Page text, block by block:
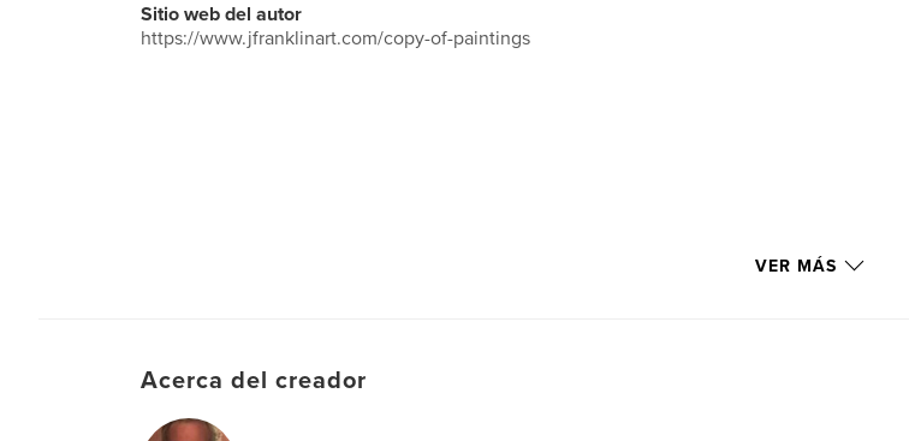
Sitio web del autor
https://www.jfranklinart.com/copy-of-paintings
VER MÁS
Acerca del creador